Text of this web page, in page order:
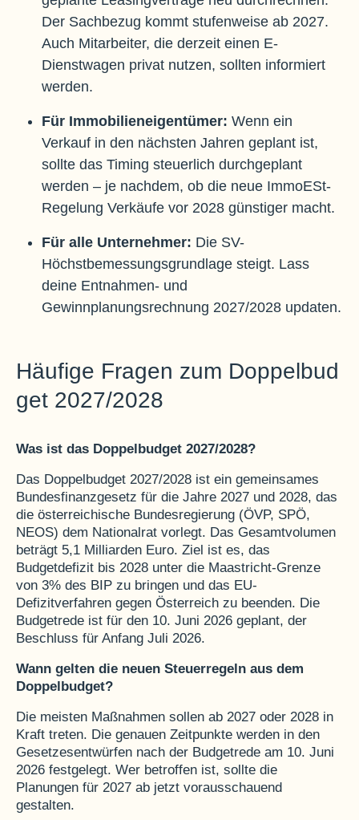
Der Sachbezug kommt stufenweise ab 2027.
Auch Mitarbeiter, die derzeit einen E-
Dienstwagen privat nutzen, sollten informiert
werden.
Für Immobilieneigentümer: Wenn ein
Verkauf in den nächsten Jahren geplant ist,
sollte das Timing steuerlich durchgeplant
werden – je nachdem, ob die neue ImmoESt-
Regelung Verkäufe vor 2028 günstiger macht.
Für alle Unternehmer: Die SV-
Höchstbemessungsgrundlage steigt. Lass
deine Entnahmen- und
Gewinnplanungsrechnung 2027/2028 updaten.
Häufige Fragen zum Doppelbud
get 2027/2028
Was ist das Doppelbudget 2027/2028?
Das Doppelbudget 2027/2028 ist ein gemeinsames
Bundesfinanzgesetz für die Jahre 2027 und 2028, das
die österreichische Bundesregierung (ÖVP, SPÖ,
NEOS) dem Nationalrat vorlegt. Das Gesamtvolumen
beträgt 5,1 Milliarden Euro. Ziel ist es, das
Budgetdefizit bis 2028 unter die Maastricht-Grenze
von 3% des BIP zu bringen und das EU-
Defizitverfahren gegen Österreich zu beenden. Die
Budgetrede ist für den 10. Juni 2026 geplant, der
Beschluss für Anfang Juli 2026.
Wann gelten die neuen Steuerregeln aus dem
Doppelbudget?
Die meisten Maßnahmen sollen ab 2027 oder 2028 in
Kraft treten. Die genauen Zeitpunkte werden in den
Gesetzesentwürfen nach der Budgetrede am 10. Juni
2026 festgelegt. Wer betroffen ist, sollte die
Planungen für 2027 ab jetzt vorausschauend
gestalten.